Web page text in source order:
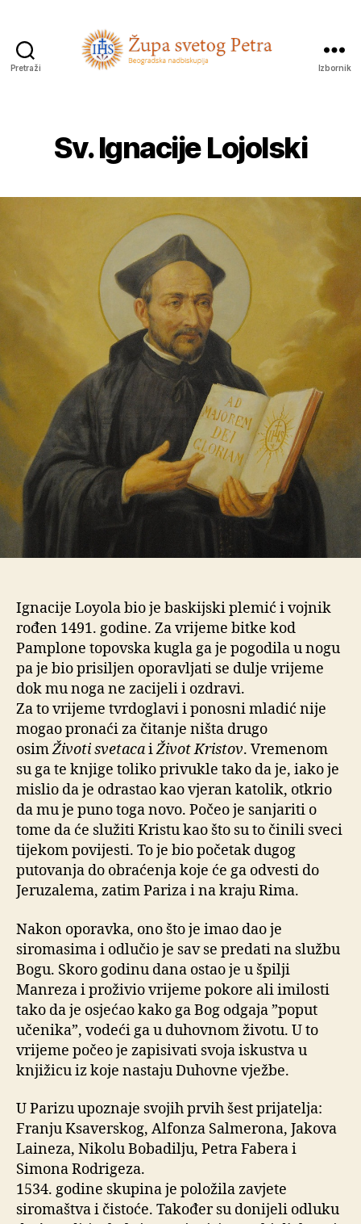
Pretraži Izbornik
Sv. Ignacije Lojolski
Ignacije Loyola bio je baskijski plemić i vojnik
rođen 1491. godine. Za vrijeme bitke kod
Pamplone topovska kugla ga je pogodila u nogu
pa je bio prisiljen oporavljati se dulje vrijeme
dok mu noga ne zacijeli i ozdravi.
Za to vrijeme tvrdoglavi i ponosni mladić nije
mogao pronaći za čitanje ništa drugo
osimŽivoti svetacaiŽivot Kristov. Vremenom
su ga te knjige toliko privukle tako da je, iako je
mislio da je odrastao kao vjeran katolik, otkrio
da mu je puno toga novo. Počeo je sanjariti o
tome da će služiti Kristu kao što su to činili sveci
tijekom povijesti. To je bio početak dugog
putovanja do obraćenja koje će ga odvesti do
Jeruzalema, zatim Pariza i na kraju Rima.
Nakon oporavka, ono što je imao dao je
siromasima i odlučio je sav se predati na službu
Bogu. Skoro godinu dana ostao je u špilji
Manreza i proživio vrijeme pokore ali imilosti
tako da je osjećao kako ga Bog odgaja ”poput
učenika”, vodeći ga u duhovnom životu. U to
vrijeme počeo je zapisivati svoja iskustva u
knjižicu iz koje nastaju Duhovne vježbe.
U Parizu upoznaje svojih prvih šest prijatelja:
Franju Ksaverskog, Alfonza Salmerona, Jakova
Laineza, Nikolu Bobadilju, Petra Fabera i
Simona Rodrigeza.
1534. godine skupina je položila zavjete
siromaštva i čistoće. Također su donijeli odluku